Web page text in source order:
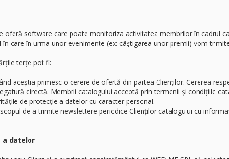
oferă software care poate monitoriza activitatea membrilor în cadrul
în care în urma unor evenimente (ex: câștigarea unor premii) vom
terțe pot fi:
aceștia primesc o cerere de ofertă din partea Clienților. Cererea
directă. Membrii catalogului acceptă prin termenii și condițiile
de protecție a datelor cu caracter personal.
de a trimite newslettere periodice Clienților catalogului cu
a datelor